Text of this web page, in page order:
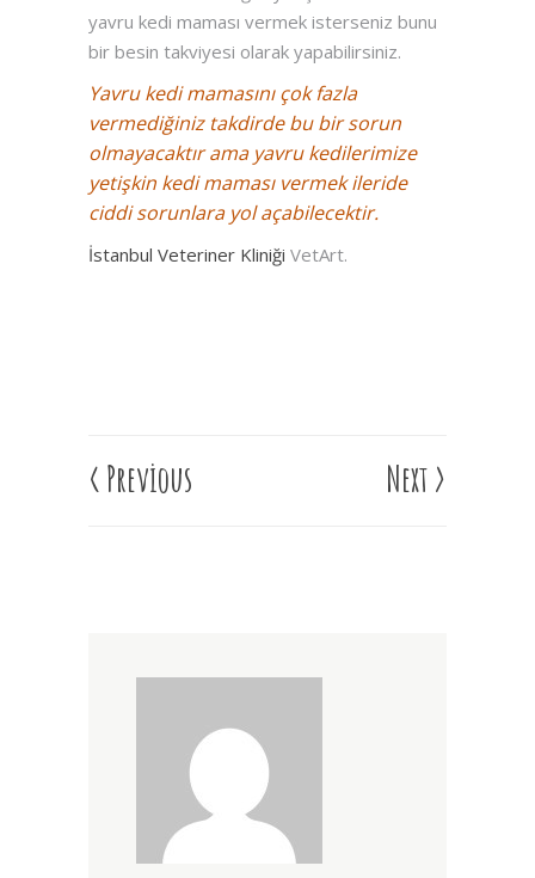
yavru kedi maması vermek isterseniz bunu
bir besin takviyesi olarak yapabilirsiniz.
Yavru kedi mamasını çok fazla
vermediğiniz takdirde bu bir sorun
olmayacaktır ama yavru kedilerimize
yetişkin kedi maması vermek ileride
ciddi sorunlara yol açabilecektir.
İstanbul Veteriner Kliniği VetArt.
< Previous >
Next